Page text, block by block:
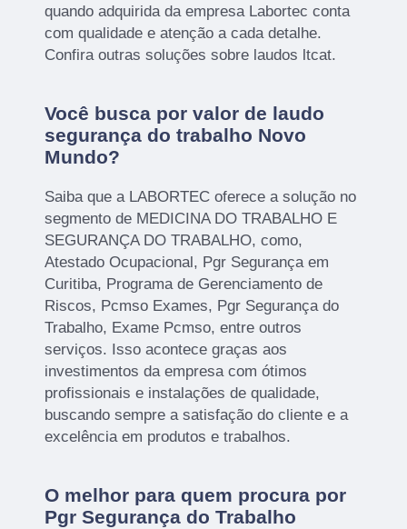
quando adquirida da empresa Labortec conta
com qualidade e atenção a cada detalhe.
Confira outras soluções sobre laudos ltcat.
Você busca por valor de laudo
segurança do trabalho Novo
Mundo?
Saiba que a LABORTEC oferece a solução no
segmento de MEDICINA DO TRABALHO E
SEGURANÇA DO TRABALHO, como,
Atestado Ocupacional, Pgr Segurança em
Curitiba, Programa de Gerenciamento de
Riscos, Pcmso Exames, Pgr Segurança do
Trabalho, Exame Pcmso, entre outros
serviços. Isso acontece graças aos
investimentos da empresa com ótimos
profissionais e instalações de qualidade,
buscando sempre a satisfação do cliente e a
excelência em produtos e trabalhos.
O melhor para quem procura por
Pgr Segurança do Trabalho